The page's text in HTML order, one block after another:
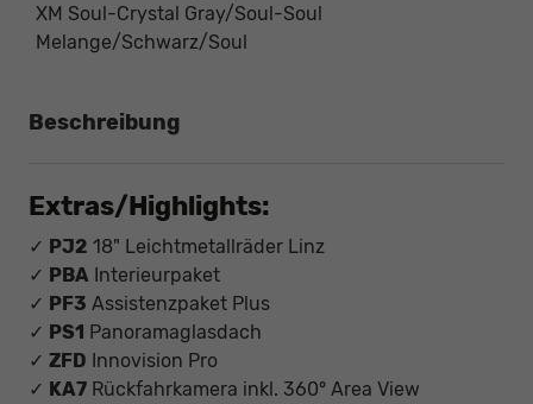
XM Soul-Crystal Gray/Soul-Soul
Melange/Schwarz/Soul
Beschreibung
Extras/Highlights:
✓ PJ2 18" Leichtmetallräder Linz
✓ PBA Interieurpaket
✓ PF3 Assistenzpaket Plus
✓ PS1 Panoramaglasdach
✓ ZFD Innovision Pro
✓ KA7 Rückfahrkamera inkl. 360° Area View